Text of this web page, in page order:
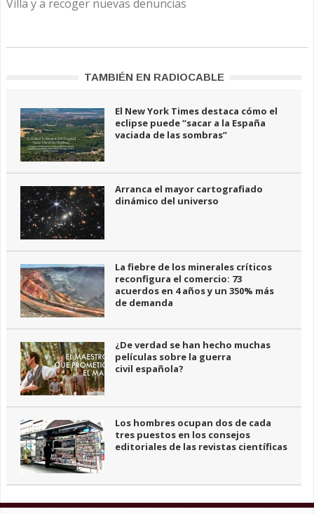
Villa y a recoger nuevas denuncias
TAMBIÉN EN RADIOCABLE
El New York Times destaca cómo el
eclipse puede “sacar a la España
vaciada de las sombras”
Arranca el mayor cartografiado
dinámico del universo
La fiebre de los minerales críticos
reconfigura el comercio: 73
acuerdos en 4 años y un 350% más
de demanda
¿De verdad se han hecho muchas
películas sobre la guerra
civil española?
Los hombres ocupan dos de cada
tres puestos en los consejos
editoriales de las revistas científicas